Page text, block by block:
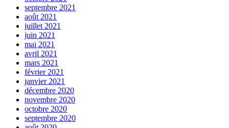
septembre 2021
août 2021
juillet 2021
juin 2021
mai 2021
avril 2021
mars 2021
février 2021
janvier 2021
décembre 2020
novembre 2020
octobre 2020
septembre 2020